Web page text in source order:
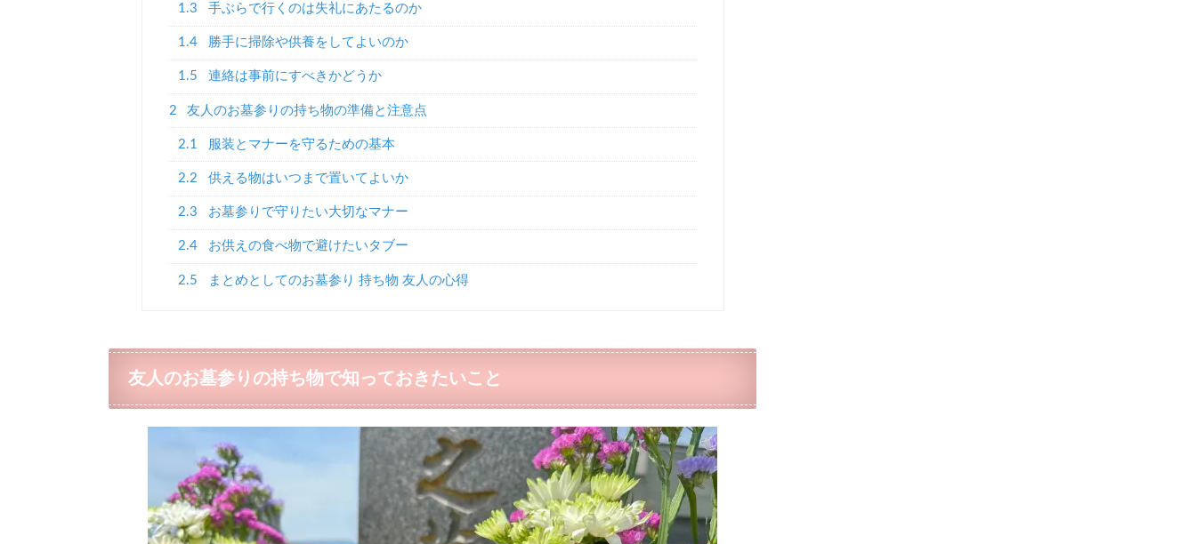
1.3 手ぶらで行くのは失礼にあたるのか
1.4 勝手に掃除や供養をしてよいのか
1.5 連絡は事前にすべきかどうか
2 友人のお墓参りの持ち物の準備と注意点
2.1 服装とマナーを守るための基本
2.2 供える物はいつまで置いてよいか
2.3 お墓参りで守りたい大切なマナー
2.4 お供えの食べ物で避けたいタブー
2.5 まとめとしてのお墓参り 持ち物 友人の心得
友人のお墓参りの持ち物で知っておきたいこと